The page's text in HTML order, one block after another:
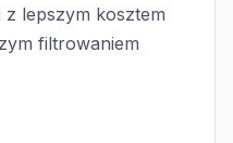
lepszym kosztem
filtrowaniem